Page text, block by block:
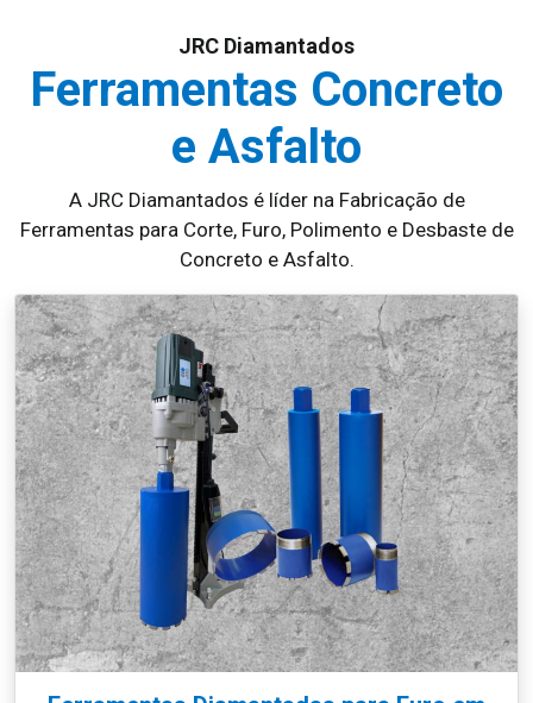
JRC Diamantados
Ferramentas Concreto
e Asfalto
A JRC Diamantados é líder na Fabricação de
Ferramentas para Corte, Furo, Polimento e Desbaste de
Concreto e Asfalto.
Ferramentas Diamantadas para Furo em